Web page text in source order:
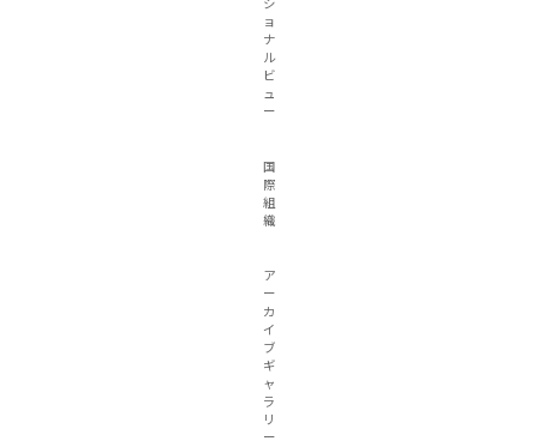
シ
ョ
ナ
ル
ビ
ュ
ー
国
際
組
織
ア
ー
カ
イ
ブ
ギ
ャ
ラ
リ
ー